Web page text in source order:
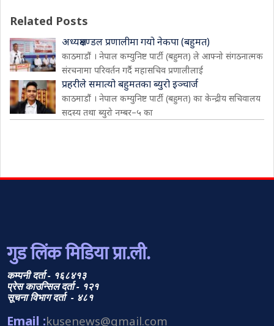
Related Posts
अध्यक्षमण्डल प्रणालीमा गयो नेकपा (बहुमत)
काठमाडौं । नेपाल कम्युनिष्ट पार्टी (बहुमत) ले आफ्नो संगठनात्मक
संरचनामा परिवर्तन गर्दै महासचिव प्रणालीलाई
प्रहरीले समात्यो बहुमतका ब्युरो इञ्चार्ज
काठमाडौं । नेपाल कम्युनिष्ट पार्टी (बहुमत) का केन्द्रीय सचिवालय
सदस्य तथा ब्युरो नम्बर–५ का
गुड लिंक मिडिया प्रा.ली.
कम्पनी दर्ता - १६८४१३
प्रेस काउन्सिल दर्ता - १२१
सूचना विभाग दर्ता - ४८१
Email :kusenews@gmail.com